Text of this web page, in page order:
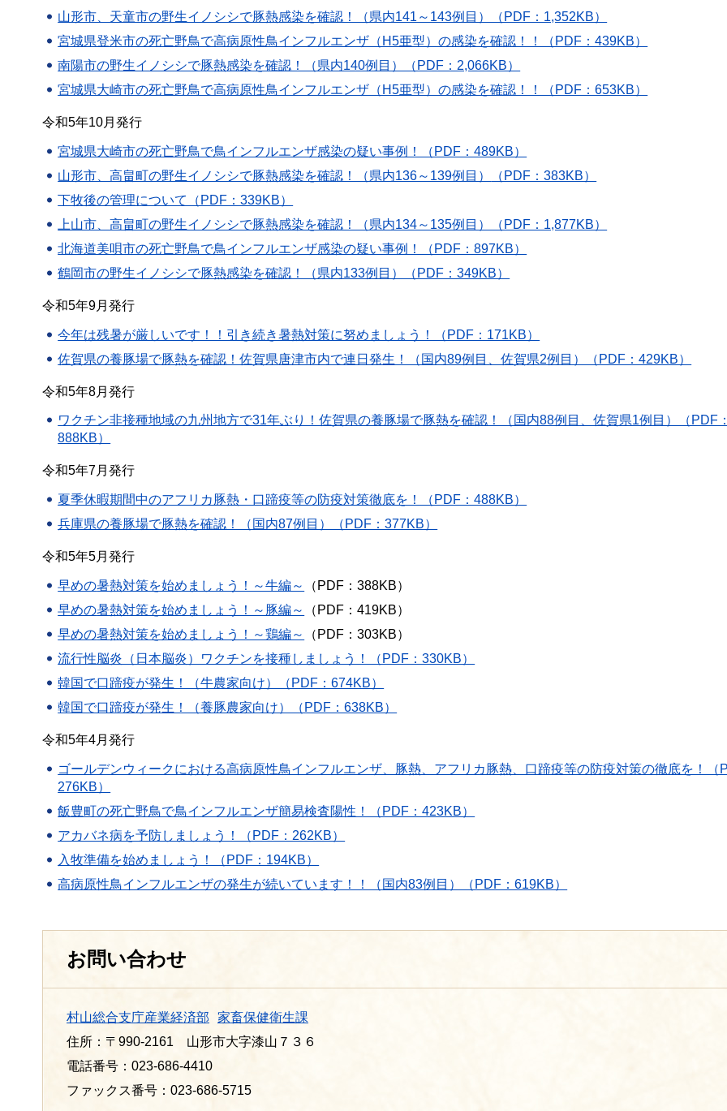
山形市、天童市の野生イノシシで豚熱感染を確認！（県内141～143例目）（PDF：1,352KB）
宮城県登米市の死亡野鳥で高病原性鳥インフルエンザ（H5亜型）の感染を確認！！（PDF：439KB）
南陽市の野生イノシシで豚熱感染を確認！（県内140例目）（PDF：2,066KB）
宮城県大崎市の死亡野鳥で高病原性鳥インフルエンザ（H5亜型）の感染を確認！！（PDF：653KB）
令和5年10月発行
宮城県大崎市の死亡野鳥で鳥インフルエンザ感染の疑い事例！（PDF：489KB）
山形市、高畠町の野生イノシシで豚熱感染を確認！（県内136～139例目）
（PDF：383KB）
下牧後の管理について（PDF：339KB）
上山市、高畠町の野生イノシシで豚熱感染を確認！（県内134～135例目）（PDF：1,877KB）
北海道美唄市の死亡野鳥で鳥インフルエンザ感染の疑い事例！（PDF：897KB）
鶴岡市の野生イノシシで豚熱感染を確認！（県内133例目）（PDF：349KB）
令和5年9月発行
今年は残暑が厳しいです！！引き続き暑熱対策に努めましょう！（PDF：171KB）
佐賀県の養豚場で豚熱を確認！佐賀県唐津市内で連日発生！（国内89例目、佐賀県2例目）（PDF：429KB）
令和5年8月発行
ワクチン非接種地域の九州地方で31年ぶり！佐賀県の養豚場で豚熱を確認！（国内88例目、佐賀県1例目）（PDF
888KB）
令和5年7月発行
夏季休暇期間中のアフリカ豚熱・口蹄疫等の防疫対策徹底を！（PDF：488KB）
兵庫県の養豚場で豚熱を確認！（国内87例目）（PDF：377KB）
令和5年5月発行
早めの暑熱対策を始めましょう！～牛編～
（PDF：388KB）
早めの暑熱対策を始めましょう！～豚編～
（PDF：419KB）
早めの暑熱対策を始めましょう！～鶏編～
（PDF：303KB）
流行性脳炎（日本脳炎）ワクチンを接種しましょう！（PDF：330KB）
韓国で口蹄疫が発生！（牛農家向け）（PDF：674KB）
韓国で口蹄疫が発生！（養豚農家向け）（PDF：638KB）
令和5年4月発行
ゴールデンウィークにおける高病原性鳥インフルエンザ、豚熱、アフリカ豚熱、口蹄疫等の防疫対策の徹底を！（
276KB）
飯豊町の死亡野鳥で鳥インフルエンザ簡易検査陽性！（PDF：423KB）
アカバネ病を予防しましょう！（PDF：262KB）
入牧準備を始めましょう！（PDF：194KB）
高病原性鳥インフルエンザの発生が続いています！！（国内83例目）（PDF：619KB）
お問い合わせ
村山総合支庁産業経済部
家畜保健衛生課
住所：〒990-2161 山形市大字漆山７３６
電話番号：023-686-4410
ファックス番号：023-686-5715